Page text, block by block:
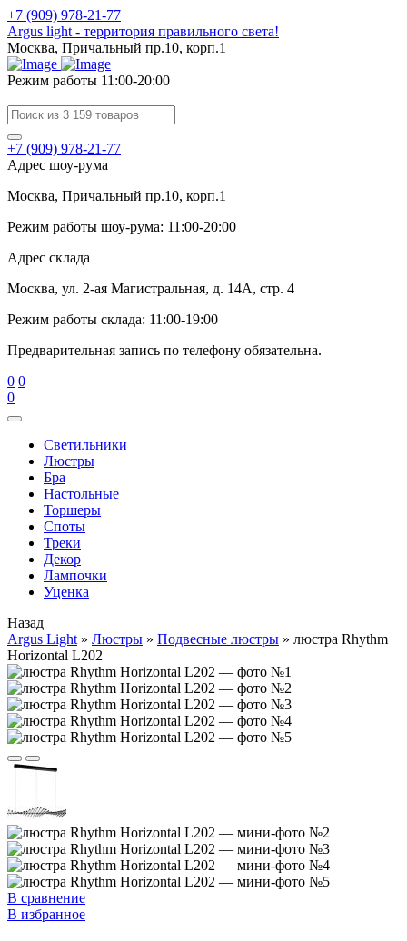
+7 (909) 978-21-77
Argus light - территория правильного света!
Москва, Причальный пр.10, корп.1
Режим работы 11:00-20:00
+7 (909) 978-21-77
Адрес шоу-рума
Москва, Причальный пр.10, корп.1
Режим работы шоу-рума: 11:00-20:00
Адрес склада
Москва, ул. 2-ая Магистральная, д. 14А, стр. 4
Режим работы склада: 11:00-19:00
Предварительная запись по телефону обязательна.
0 0
0
Cветильники
Люстры
Бра
Настольные
Торшеры
Споты
Треки
Декор
Лампочки
Уценка
Назад
Argus Light » Люстры » Подвесные люстры » люстра Rhythm
Horizontal L202
В сравнение
В избранное